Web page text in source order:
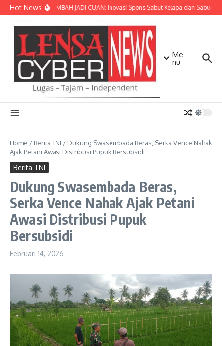
Lewati ke konten
Hot NewsSULAP LIMBAH JADI CUAN: Inovasi Spons Sabut Kelapa dan Sabun
Me
nu
Home / Berita TNI / Dukung Swasembada Beras, Serka Vence Nahak
Ajak Petani Awasi Distribusi Pupuk Bersubsidi
Berita TNI
Dukung Swasembada Beras,
Serka Vence Nahak Ajak Petani
Awasi Distribusi Pupuk
Bersubsidi
Februari 14, 2026